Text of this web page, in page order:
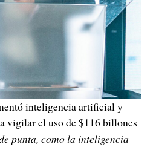
inteligencia artificial y
vigilar el uso de $116 billones
punta, como la inteligencia